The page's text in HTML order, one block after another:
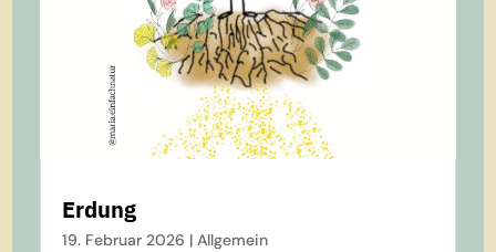
Erdung
19. Februar 2026 |Allgemein